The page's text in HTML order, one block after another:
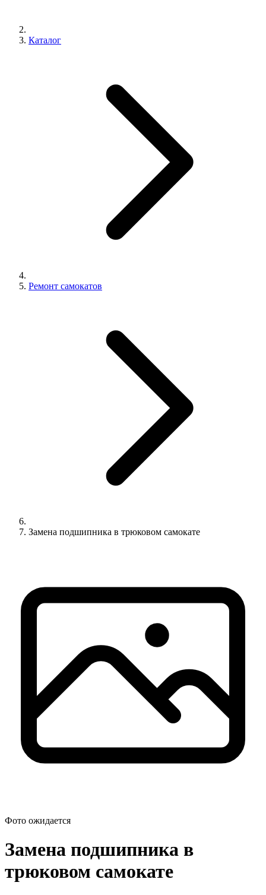
Каталог
Ремонт самокатов
Замена подшипника в трюковом самокате
Фото ожидается
Замена подшипника в
трюковом самокате